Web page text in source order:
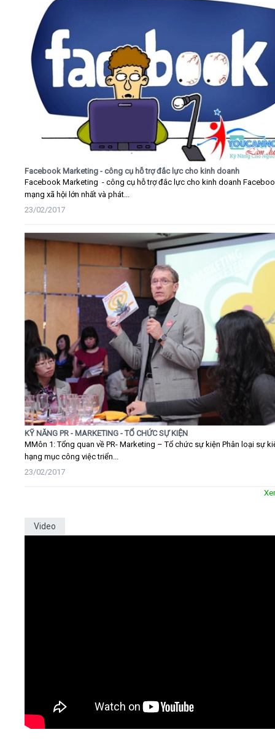
Facebook Marketing - công cụ hỗ trợ đắc lực cho kinh doanh
Facebook Marketing - công cụ hỗ trợ đắc lực cho kinh doanh
mạng xã hội lớn nhất và phát...
23/02/2017
KỸ NĂNG PR - MARKETING - TỔ CHỨC SỰ KIỆN
MMôn 1: Tổng quan về PR- Marketing – Tổ chức sự kiện Phân loại sự
hạng mục công việc triển...
23/02/2017
Video